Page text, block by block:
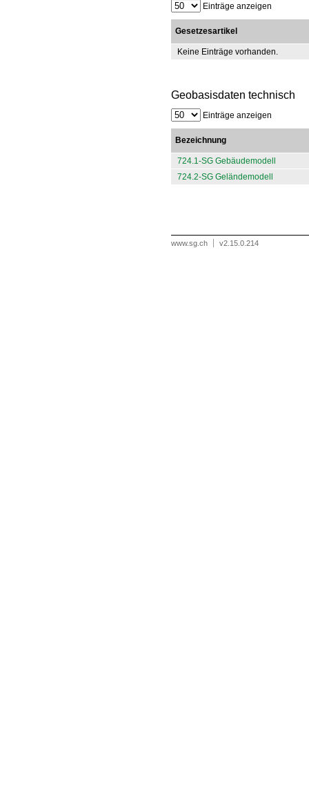
Einträge anzeigen
Gesetzesartikel
Keine Einträge vorhanden.
Geobasisdaten technisch
Einträge anzeigen
Bezeichnung
724.1-SG Gebäudemodell
724.2-SG Geländemodell
www.sg.ch v2.15.0.214